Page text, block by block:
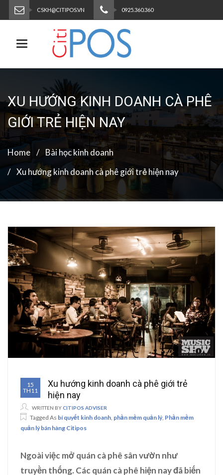
CSKH@CITIPOS.VN 0925.360.360
Toggle navigation
XU HƯỚNG KINH DOANH CÀ PHÊ
GIỚI TRẺ HIỆN NAY
Home
Bài học kinh doanh
Xu hướng kinh doanh cà phê giới trẻ hiện nay
15
TH11
Xu hướng kinh doanh cà phê giới trẻ
hiện nay
WRITTEN BYCITIPOS ADVISER
Tagged As bí quyết kinh doanh, phần mềm quản lý, Phần mềm
quản lý bán hàng Citipos
Ngoài việc mở quán cà phê sân vườn như
truyền thống. Các quán cà phê hiện nay đã biến